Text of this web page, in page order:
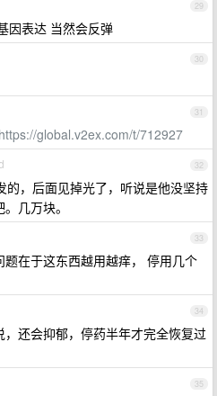
29
因表达 当然会反弹
30
31
https://global.v2ex.com/t/712927
32
的，后面见掉光了，听说是他没坚持
几万块。
33
在于这东西越用越痒， 停用几个
34
还会抑郁，停药半年才完全恢复过
35